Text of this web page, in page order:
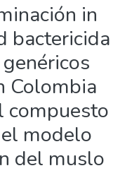
in
bactericida
Colombia
compuesto
modelo
del muslo